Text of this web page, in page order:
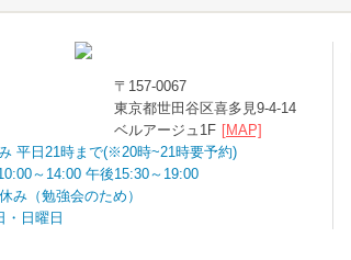
〒157-0067
東京都世田谷区喜多見9-4-14
ベルアージュ1F [MAP]
平日21時まで(※20時~21時要予約)
～14:00 午後15:30～19:00
み（勉強会のため）
・日曜日